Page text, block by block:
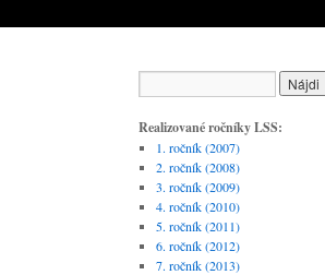
Realizované ročníky LSS:
1. ročník (2007)
2. ročník (2008)
3. ročník (2009)
4. ročník (2010)
5. ročník (2011)
6. ročník (2012)
7. ročník (2013)